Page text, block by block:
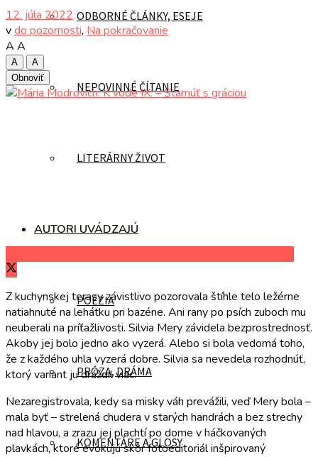
ODBORNÉ ČLÁNKY, ESEJE
NEPOVINNÉ ČÍTANIE
LITERÁRNY ŽIVOT
AUTORI UVÁDZAJÚ
POÉZIA
PRÓZA, DRÁMA
KOMENTÁRE A GLOSY
12. júla 2022
vdo pozornosti, Na pokračovanie
A A
A
A
Obnoviť
Z kuchynskej terasy závistlivo pozorovala štíhle telo ležérne
natiahnuté na lehátku pri bazéne. Ani rany po psích zuboch mu
neuberali na príťažlivosti. Silvia Mery závidela bezprostrednosť.
Akoby jej bolo jedno ako vyzerá. Alebo si bola vedomá toho,
že z každého uhla vyzerá dobre. Silvia sa nevedela rozhodnúť,
ktorý variant ju dráždil viac.
Nezaregistrovala, kedy sa misky váh prevážili, veď Mery bola –
mala byť – strelená chudera v starých handrách a bez strechy
nad hlavou, a zrazu jej plachtí po dome v háčkovaných
plavkách, ktoré evokujú skôr fotoeditoriál inšpirovaný